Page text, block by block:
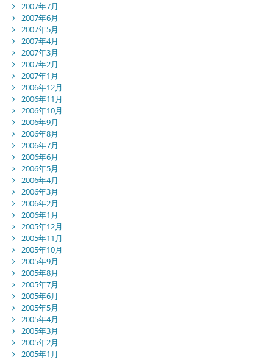
2007年7月
2007年6月
2007年5月
2007年4月
2007年3月
2007年2月
2007年1月
2006年12月
2006年11月
2006年10月
2006年9月
2006年8月
2006年7月
2006年6月
2006年5月
2006年4月
2006年3月
2006年2月
2006年1月
2005年12月
2005年11月
2005年10月
2005年9月
2005年8月
2005年7月
2005年6月
2005年5月
2005年4月
2005年3月
2005年2月
2005年1月